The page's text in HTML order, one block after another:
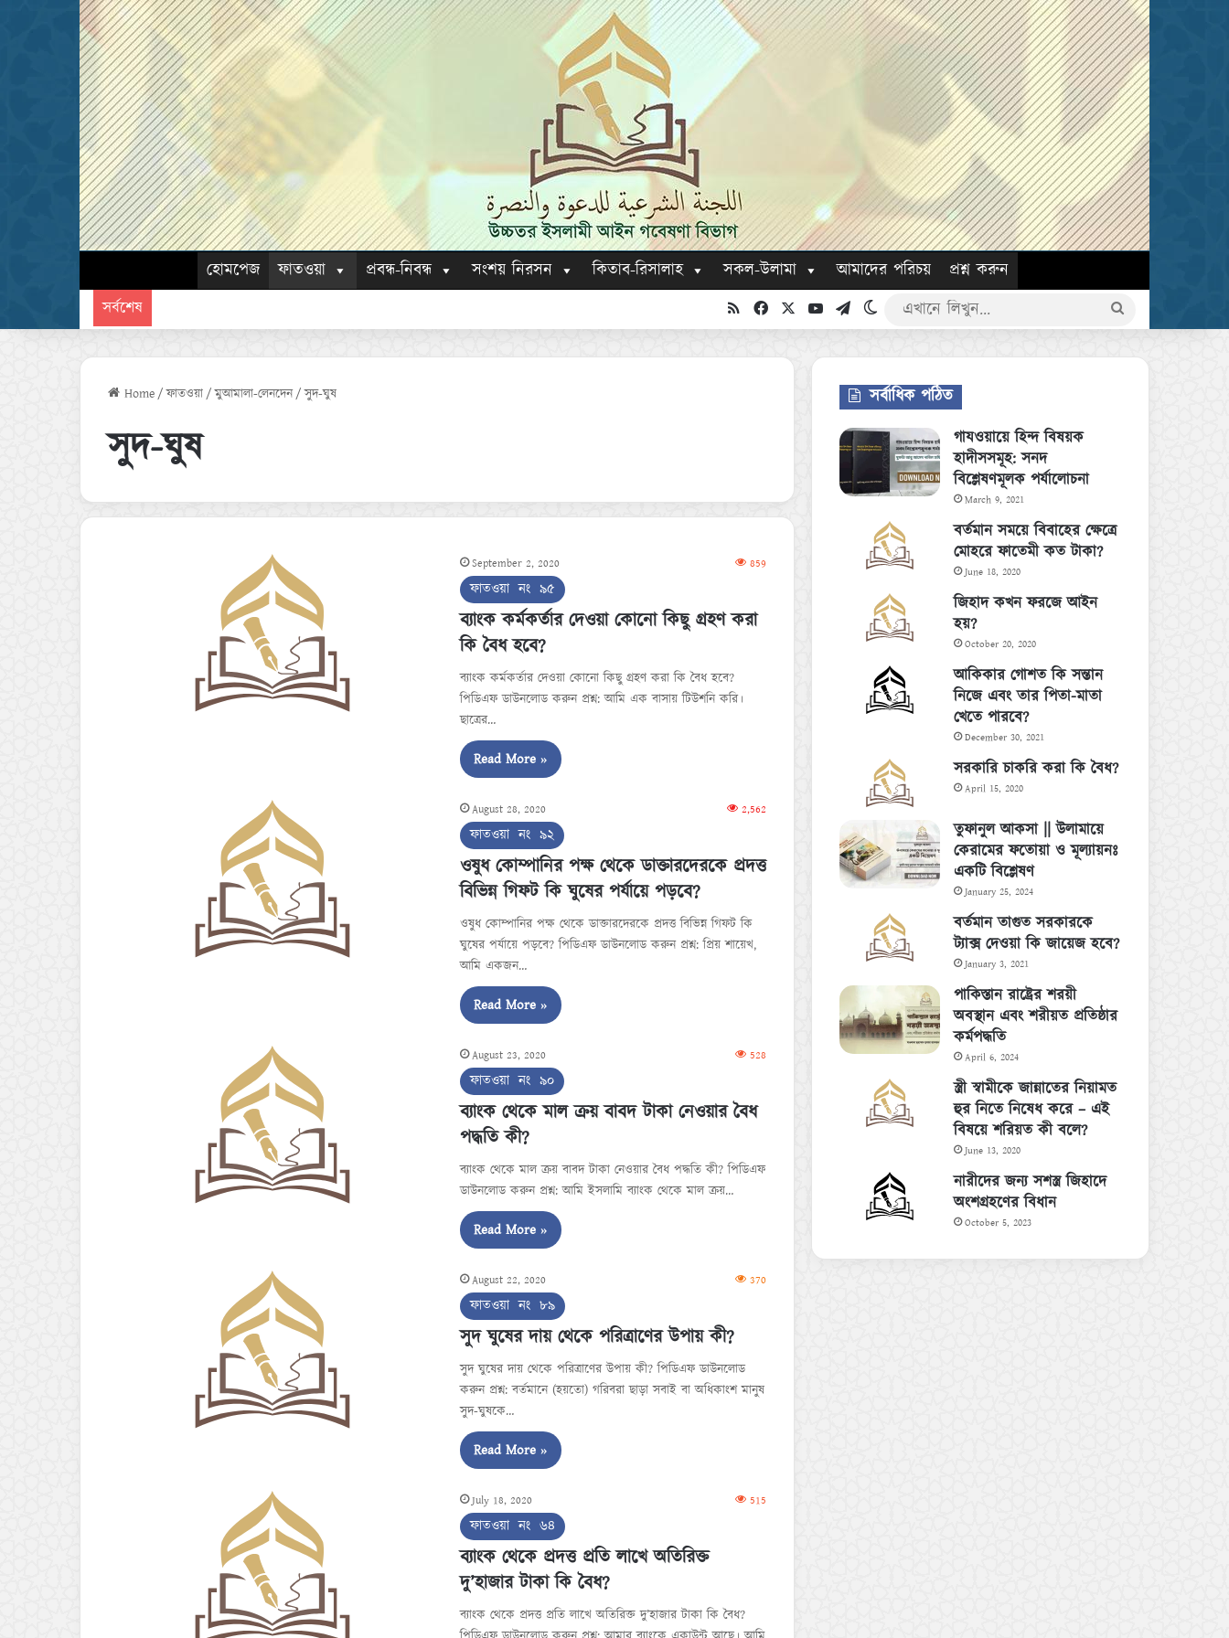
হোমপেজ ফাতওয়া প্রবন্ধ-নিবন্ধ সংশয় নিরসন কিতাব-রিসালাহ সকল-উলামা আমাদের পরিচয় প্রশ্ন করুন
সর্বশেষ RSS Facebook YouTubeTelegramSwitch skin
Home/ ফাতওয়া/ মুআমালা-লেনদেন/ সুদ-ঘুষ
সুদ-ঘুষ
September 2, 2020 859
ফাতওয়া নং ৯৫
ব্যাংক কর্মকর্তার দেওয়া কোনো কিছু গ্রহণ করা
কি বৈধ হবে?
ব্যাংক কর্মকর্তার দেওয়া কোনো কিছু গ্রহণ করা কি বৈধ হবে?
পিডিএফ ডাউনলোড করুন প্রশ্ন: আমি এক বাসায় টিউশনি করি।
ছাত্রের…
Read More »
August 28, 2020 2,562
ফাতওয়া নং ৯২
ওষুধ কোম্পানির পক্ষ থেকে ডাক্তারদেরকে প্রদত্ত
বিভিন্ন গিফট কি ঘুষের পর্যায়ে পড়বে?
ওষুধ কোম্পানির পক্ষ থেকে ডাক্তারদেরকে প্রদত্ত বিভিন্ন গিফট কি
ঘুষের পর্যায়ে পড়বে? পিডিএফ ডাউনলোড করুন প্রশ্ন: প্রিয় শায়েখ,
আমি একজন…
Read More »
August 23, 2020 528
ফাতওয়া নং ৯০
ব্যাংক থেকে মাল ক্রয় বাবদ টাকা নেওয়ার বৈধ
পদ্ধতি কী?
ব্যাংক থেকে মাল ক্রয় বাবদ টাকা নেওয়ার বৈধ পদ্ধতি কী? পিডিএফ
ডাউনলোড করুন প্রশ্ন: আমি ইসলামি ব্যাংক থেকে মাল ক্রয়…
Read More »
August 22, 2020 370
ফাতওয়া নং ৮৯
সুদ ঘুষের দায় থেকে পরিত্রাণের উপায় কী?
সুদ ঘুষের দায় থেকে পরিত্রাণের উপায় কী? পিডিএফ ডাউনলোড
করুন প্রশ্ন: বর্তমানে (হয়তো) গরিবরা ছাড়া সবাই বা অধিকাংশ মানুষ
সুদ-ঘুষকে…
Read More »
July 18, 2020 515
ফাতওয়া নং ৬৪
ব্যাংক থেকে প্রদত্ত প্রতি লাখে অতিরিক্ত
দু’হাজার টাকা কি বৈধ?
ব্যাংক থেকে প্রদত্ত প্রতি লাখে অতিরিক্ত দু’হাজার টাকা কি বৈধ?
সর্বাধিক পঠিত
গাযওয়ায়ে হিন্দ বিষয়ক
হাদীসসমূহ: সনদ
বিশ্লেষণমূলক পর্যালোচনা
March 9, 2021
বর্তমান সময়ে বিবাহের ক্ষেত্রে
মোহরে ফাতেমী কত টাকা?
June 18, 2020
জিহাদ কখন ফরজে আইন
হয়?
October 20, 2020
আকিকার গোশত কি সন্তান
নিজে এবং তার পিতা-মাতা
খেতে পারবে?
December 30, 2021
সরকারি চাকরি করা কি বৈধ?
April 15, 2020
তুফানুল আকসা || উলামায়ে
কেরামের ফতোয়া ও মূল্যায়নঃ
একটি বিশ্লেষণ
January 25, 2024
বর্তমান তাগুত সরকারকে
ট্যাক্স দেওয়া কি জায়েজ হবে?
January 3, 2021
পাকিস্তান রাষ্ট্রের শরয়ী
অবস্থান এবং শরীয়ত প্রতিষ্ঠার
কর্মপদ্ধতি
April 6, 2024
স্ত্রী স্বামীকে জান্নাতের নিয়ামত
হুর নিতে নিষেধ করে – এই
বিষয়ে শরিয়ত কী বলে?
June 13, 2020
নারীদের জন্য সশস্ত্র জিহাদে
অংশগ্রহণের বিধান
October 5, 2023